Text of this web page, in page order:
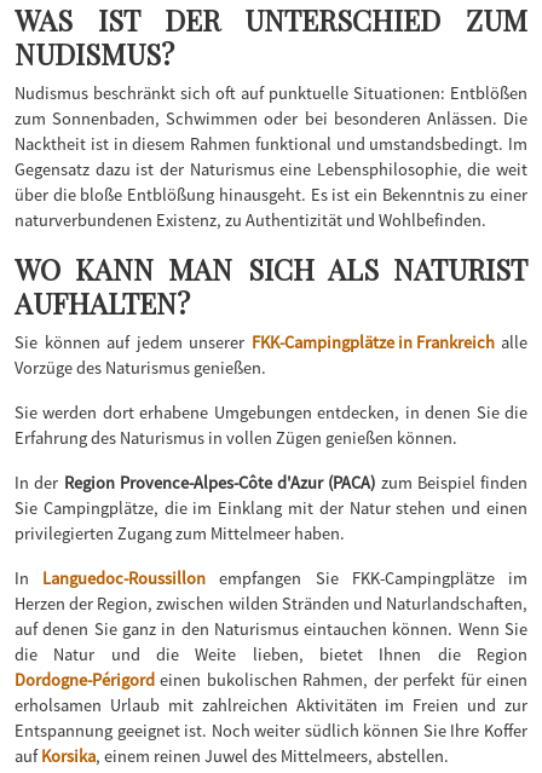
WAS IST DER UNTERSCHIED ZUM
NUDISMUS?
Nudismus beschränkt sich oft auf punktuelle Situationen: Entblößen
zum Sonnenbaden, Schwimmen oder bei besonderen Anlässen. Die
Nacktheit ist in diesem Rahmen funktional und umstandsbedingt. Im
Gegensatz dazu ist der Naturismus eine Lebensphilosophie, die weit
über die bloße Entblößung hinausgeht. Es ist ein Bekenntnis zu einer
naturverbundenen Existenz, zu Authentizität und Wohlbefinden.
WO KANN MAN SICH ALS NATURIST
AUFHALTEN?
Sie können auf jedem unserer FKK-Campingplätze in Frankreichalle
Vorzüge des Naturismus genießen.
Sie werden dort erhabene Umgebungen entdecken, in denen Sie die
Erfahrung des Naturismus in vollen Zügen genießen können.
In der Region Provence-Alpes-Côte d'Azur (PACA) zum Beispiel finden
Sie Campingplätze, die im Einklang mit der Natur stehen und einen
privilegierten Zugang zum Mittelmeer haben.
In Languedoc-Roussillon empfangen Sie FKK-Campingplätze im
Herzen der Region, zwischen wilden Stränden und Naturlandschaften,
auf denen Sie ganz in den Naturismus eintauchen können. Wenn Sie
die Natur und die Weite lieben, bietet Ihnen die Region
Dordogne-Périgord einen bukolischen Rahmen, der perfekt für einen
erholsamen Urlaub mit zahlreichen Aktivitäten im Freien und zur
Entspannung geeignet ist. Noch weiter südlich können Sie Ihre Koffer
aufKorsika, einem reinen Juwel des Mittelmeers, abstellen.